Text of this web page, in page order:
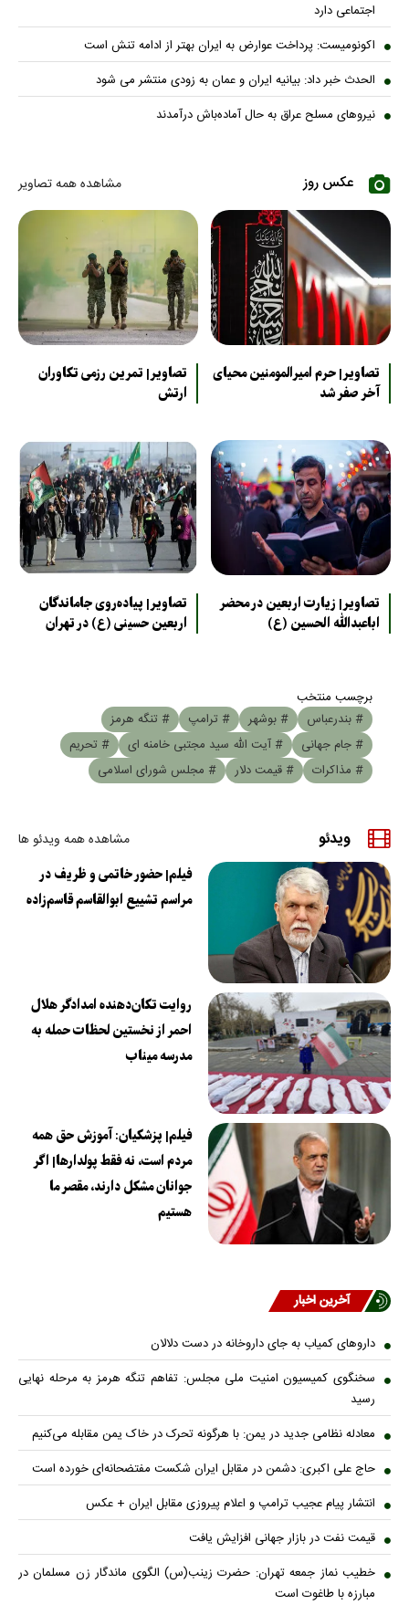
اجتماعی دارد
اکونومیست: پرداخت عوارض به ایران بهتر از ادامه تنش است
الحدث خبر داد: بیانیه ایران و عمان به زودی منتشر می شود
نیروهای مسلح عراق به حال آماده‌باش درآمدند
عکس روز مشاهده همه تصاویر
تصاویر| حرم امیرالمومنین محیای
آخر صفر شد
تصاویر| تمرین رزمی تکاوران
ارتش
تصاویر| زیارت اربعین در محضر
اباعبدالله الحسین (ع)
تصاویر| پیاده‌روی جاماندگان
اربعین حسینی (ع) در تهران
برچسب منتخب
# بندرعباس
# بوشهر # ترامپ
# تنگه هرمز
# جام جهانی
# آیت الله سید مجتبی خامنه ای
# تحریم
# مذاکرات
# قیمت دلار # مجلس شورای اسلامی
ویدئو مشاهده همه ویدئو ها
فیلم| حضور خاتمی و ظریف در
مراسم تشییع ابوالقاسم قاسم‌زاده
روایت تکان‌دهنده امدادگر هلال
احمر از نخستین لحظات حمله به
مدرسه میناب
فیلم| پزشکیان: آموزش حق همه
مردم است، نه فقط پولدارها| اگر
جوانان مشکل دارند، مقصر ما
هستیم
آخرین اخبار
داروهای کمیاب به جای داروخانه در دست دلالان
سخنگوی کمیسیون امنیت ملی مجلس: تفاهم تنگه هرمز به مرحله نهایی
رسید
معادله نظامی جدید در یمن: با هرگونه تحرک در خاک یمن مقابله می‌کنیم
حاج علی اکبری: دشمن در مقابل ایران شکست مفتضحانه‌ای خورده است
انتشار پیام عجیب ترامپ و اعلام پیروزی مقابل ایران + عکس
قیمت نفت در بازار جهانی افزایش یافت
خطیب نماز جمعه تهران: حضرت زینب(س) الگوی ماندگار زن مسلمان در
مبارزه با طاغوت است